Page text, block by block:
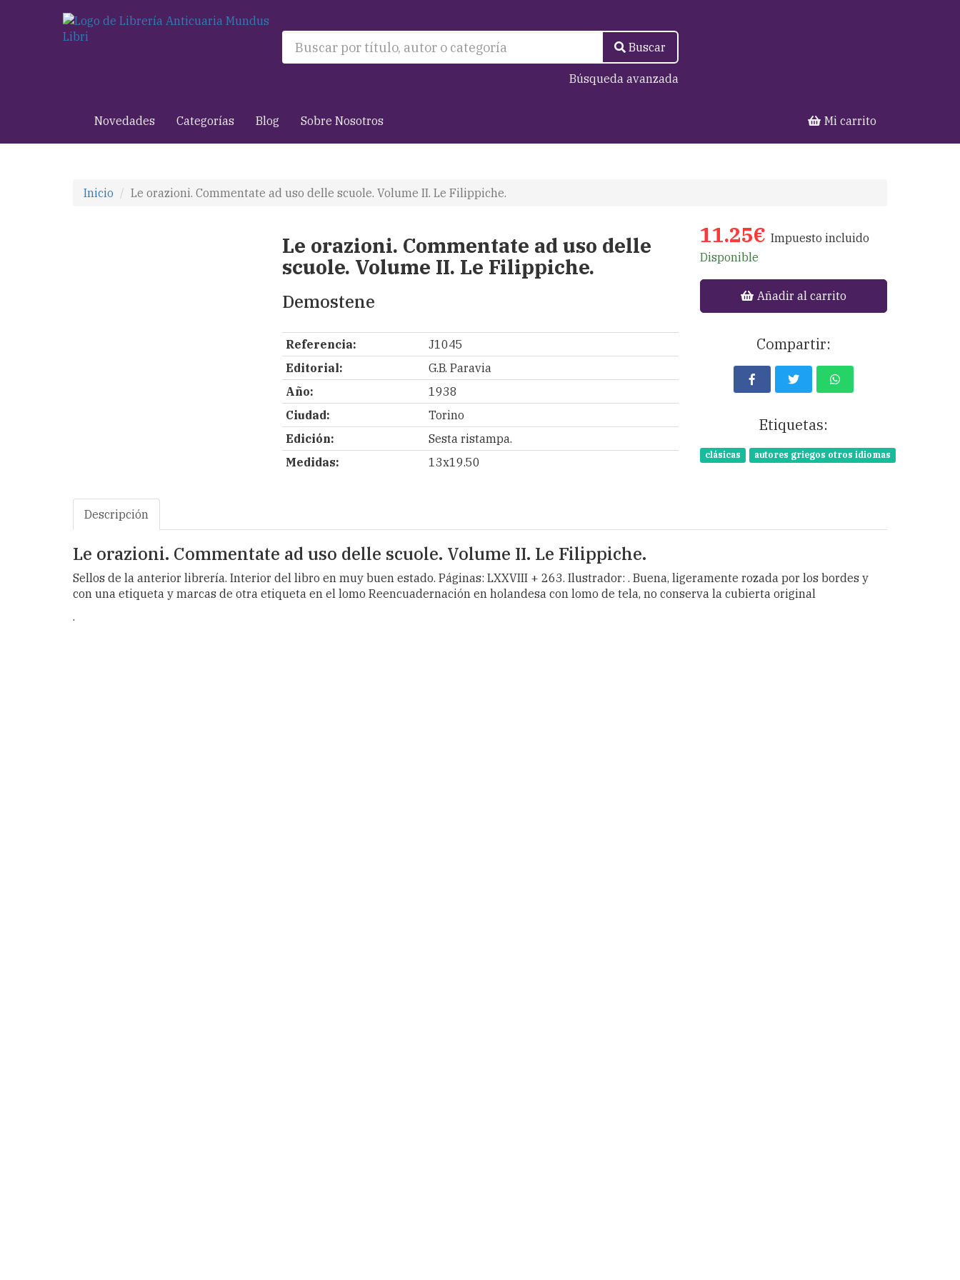
Buscar
Búsqueda avanzada
Novedades Categorías Blog Sobre Nosotros Mi carrito
Inicio Le orazioni. Commentate ad uso delle scuole. Volume II. Le Filippiche.
Le orazioni. Commentate ad uso delle
scuole. Volume II. Le Filippiche.
Demostene
Referencia:
J1045
Editorial:
G.B. Paravia
Año:
1938
Ciudad:
Torino
Edición:
Sesta ristampa.
Medidas:
13x19.50
11.25€ Impuesto incluido
Disponible
Añadir al carrito
Compartir:
Etiquetas:
clásicas autores griegos otros idiomas
Descripción
Le orazioni. Commentate ad uso delle scuole. Volume II. Le Filippiche.
Sellos de la anterior librería. Interior del libro en muy buen estado. Páginas: LXXVIII + 263. Ilustrador: . Buena, ligeramente rozada por los bordes y
con una etiqueta y marcas de otra etiqueta en el lomo Reencuadernación en holandesa con lomo de tela, no conserva la cubierta original
.